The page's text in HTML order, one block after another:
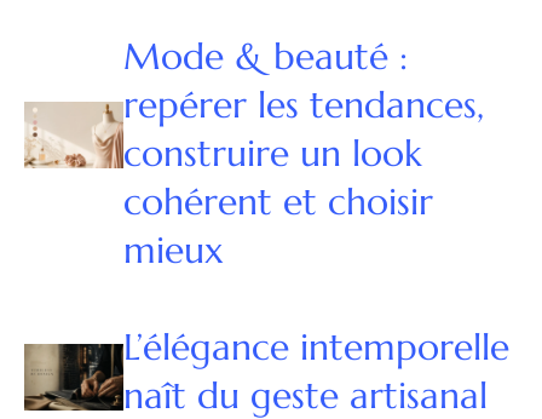
Mode & beauté :
repérer les tendances,
construire un look
cohérent et choisir
mieux
L’élégance intemporelle
naît du geste artisanal